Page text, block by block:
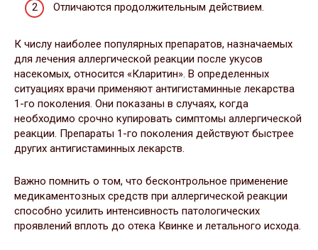
Отличаются продолжительным действием.
К числу наиболее популярных препаратов, назначаемых
для лечения аллергической реакции после укусов
насекомых, относится «Кларитин». В определенных
ситуациях врачи применяют антигистаминные лекарства
1-го поколения. Они показаны в случаях, когда
необходимо срочно купировать симптомы аллергической
реакции. Препараты 1-го поколения действуют быстрее
других антигистаминных лекарств.
Важно помнить о том, что бесконтрольное применение
медикаментозных средств при аллергической реакции
способно усилить интенсивность патологических
проявлений вплоть до отека Квинке и летального исхода.